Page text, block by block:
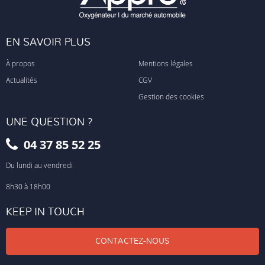
EN SAVOIR PLUS
À propos
Actualités
Mentions légales
CGV
Gestion des cookies
UNE QUESTION ?
04 37 85 52 25
Du lundi au vendredi
8h30 à 18h00
KEEP IN TOUCH
CONTACTEZ-NOUS